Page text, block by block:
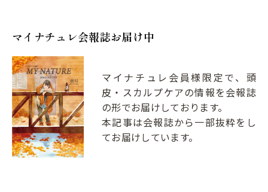
マイナチュレ会報誌お届け中
マイナチュレ会員様限定で、頭
皮・スカルプケアの情報を会報誌
の形でお届けしております。
本記事は会報誌から一部抜粋をし
てお届けしています。